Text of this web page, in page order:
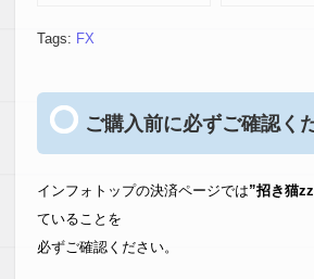
Tags: FX
ご購入前に必ずご確認く
インフォトップの決済ページでは”招き猫
ていることを
必ずご確認ください。